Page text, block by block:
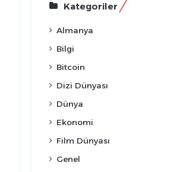
Kategoriler
Almanya
Bilgi
Bitcoin
Dizi Dünyası
Dünya
Ekonomi
Film Dünyası
Genel